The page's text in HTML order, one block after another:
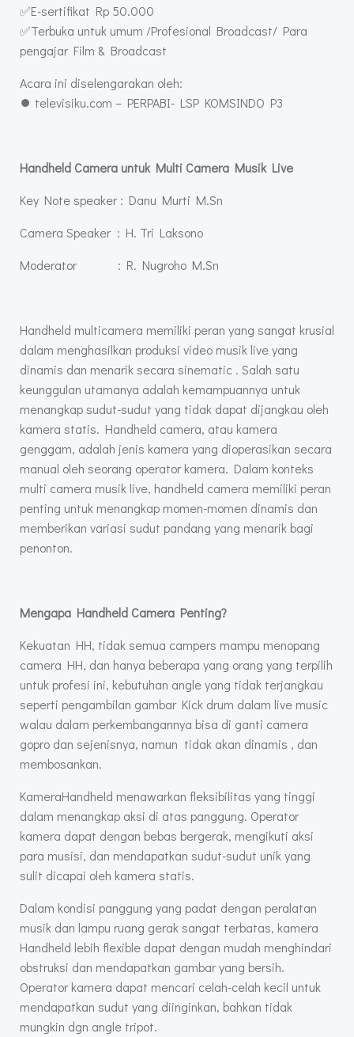
✅E-sertifikat Rp 50.000
✅Terbuka untuk umum /Profesional Broadcast/ Para
pengajar Film & Broadcast
Acara ini diselengarakan oleh:
⏺ televisiku.com – PERPABI- LSP KOMSINDO P3
Handheld Camera untuk Multi Camera Musik Live
Key Note speaker : Danu Murti M.Sn
Camera Speaker : H. Tri Laksono
Moderator : R. Nugroho M.Sn
Handheld multicamera memiliki peran yang sangat krusial
dalam menghasilkan produksi video musik live yang
dinamis dan menarik secara sinematic . Salah satu
keunggulan utamanya adalah kemampuannya untuk
menangkap sudut-sudut yang tidak dapat dijangkau oleh
kamera statis. Handheld camera, atau kamera
genggam, adalah jenis kamera yang dioperasikan secara
manual oleh seorang operator kamera. Dalam konteks
multi camera musik live, handheld camera memiliki peran
penting untuk menangkap momen-momen dinamis dan
memberikan variasi sudut pandang yang menarik bagi
penonton.
Mengapa Handheld Camera Penting?
Kekuatan HH, tidak semua campers mampu menopang
camera HH, dan hanya beberapa yang orang yang terpilih
untuk profesi ini, kebutuhan angle yang tidak terjangkau
seperti pengambilan gambar Kick drum dalam live music
walau dalam perkembangannya bisa di ganti camera
gopro dan sejenisnya, namun tidak akan dinamis , dan
membosankan.
KameraHandheld menawarkan fleksibilitas yang tinggi
dalam menangkap aksi di atas panggung. Operator
kamera dapat dengan bebas bergerak, mengikuti aksi
para musisi, dan mendapatkan sudut-sudut unik yang
sulit dicapai oleh kamera statis.
Dalam kondisi panggung yang padat dengan peralatan
musik dan lampu ruang gerak sangat terbatas, kamera
Handheld lebih flexible dapat dengan mudah menghindari
obstruksi dan mendapatkan gambar yang bersih.
Operator kamera dapat mencari celah-celah kecil untuk
mendapatkan sudut yang diinginkan, bahkan tidak
mungkin dgn angle tripot.